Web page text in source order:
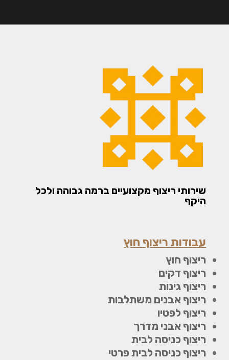
שירותי ריצוף מקצועיים ברמה גבוהה ולכל
היקף
עבודות ריצוף חוץ
ריצוף חוץ
ריצוף דקים
ריצוף גינות
ריצוף אבנים משתלבות
ריצוף לפטיו
ריצוף אבני מדרך
ריצוף כניסה לבית
ריצוף כניסה לבית פרטי